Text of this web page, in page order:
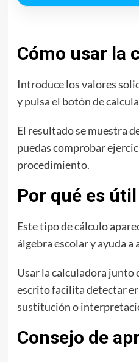
Cómo usar la
Introduce los valores
y pulsa el botón de
El resultado se muestra
puedas comprobar
procedimiento.
Por qué es útil
Este tipo de cálculo
álgebra escolar y ayuda
Usar la calculadora junto
escrito facilita detectar
sustitución o
Consejo de